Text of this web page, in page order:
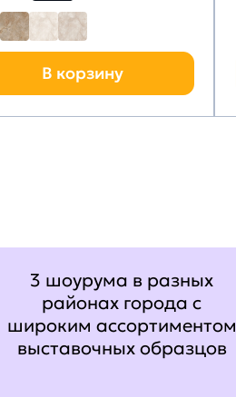
В корзину
3 шоурума в разных
районах города с
широким ассортиментом
выставочных образцов